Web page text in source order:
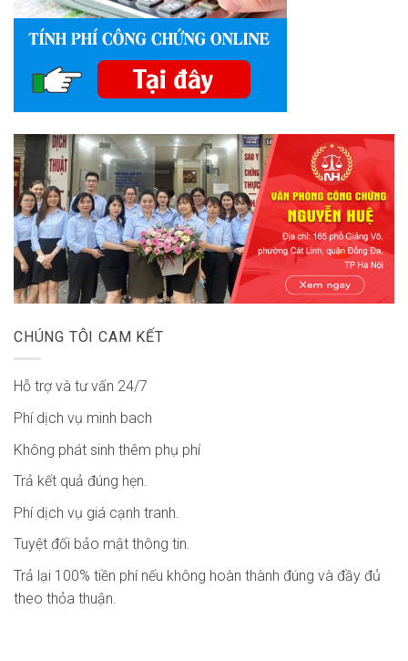
CHÚNG TÔI CAM KẾT
Hỗ trợ và tư vấn 24/7
Phí dịch vụ minh bach
Không phát sinh thêm phụ phí
Trả kết quả đúng hẹn.
Phí dịch vụ giá cạnh tranh.
Tuyệt đối bảo mật thông tin.
Trả lại 100% tiền phí nếu không hoàn thành đúng và đầy đủ
theo thỏa thuận.